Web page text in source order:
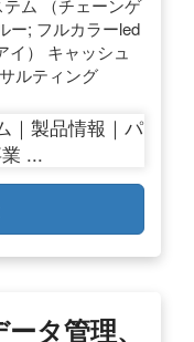
ー; フルカラーled
） キャッシュ
ルティング
タ管理、